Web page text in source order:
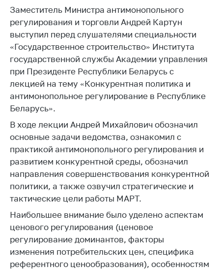
Белорусская
универсальная
товарная биржа
Общественная
жизнь
Идеологическая
работа
Официальные
геральдические
символы
5 лет МАРТ
Деятельность
Ценовая политика
Антимонопольное
конкуренция
Торговля и услуги
Регулирование и
контроль закупок
Заместитель Министра антимонопольного
регулирования и торговли Андрей Картун
выступил перед слушателями специальности
«Государственное строительство» Института
государственной службы Академии управления
при Президенте Республики Беларусь с
лекцией на тему «Конкурентная политика и
антимонопольное регулирование в Республике
Беларусь».
В ходе лекции Андрей Михайлович обозначил
основные задачи ведомства, ознакомил с
практикой антимонопольного регулирования и
развитием конкурентной среды, обозначил
направления совершенствования конкурентной
политики, а также озвучил стратегические и
тактические цели работы МАРТ.
Наибольшее внимание было уделено аспектам
ценового регулирования (ценовое
регулирование доминантов, факторы
изменения потребительских цен, специфика
референтного ценообразования), особенностям